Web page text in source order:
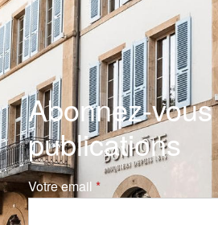
Abonnez-
publications
Votre email